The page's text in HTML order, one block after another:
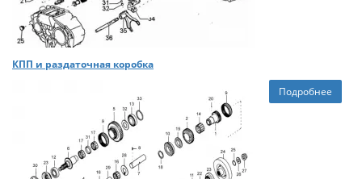
КПП и раздаточная коробка
Подробнее